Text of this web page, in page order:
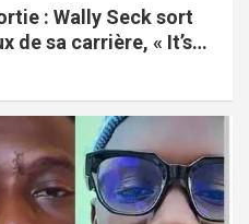
: Wally Seck sort
de sa carrière, « It’s